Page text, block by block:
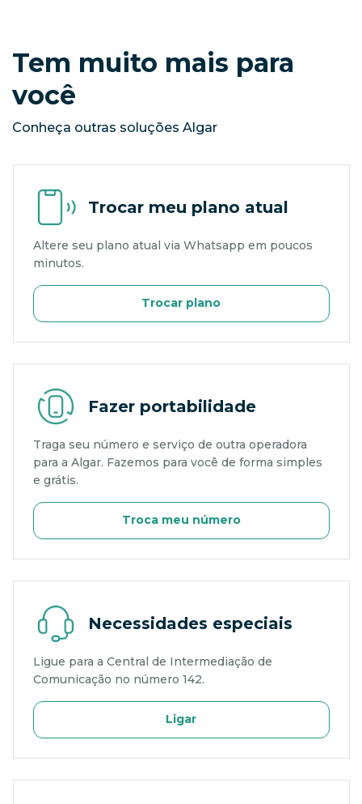
Tem muito mais para
você
Conheça outras soluções Algar
Trocar meu plano atual
Altere seu plano atual via Whatsapp em poucos
minutos.
Trocar plano
Fazer portabilidade
Traga seu número e serviço de outra operadora
para a Algar. Fazemos para você de forma simples
e grátis.
Troca meu número
Necessidades especiais
Ligue para a Central de Intermediação de
Comunicação no número 142.
Ligar